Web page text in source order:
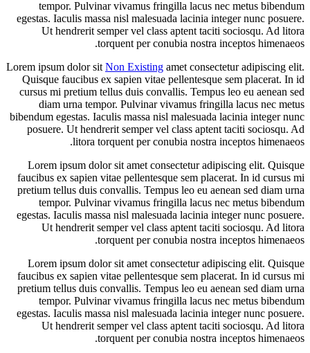
tempor. Pulvinar vivamus fringilla lacus nec metus bibendum
egestas. Iaculis massa nisl malesuada lacinia integer nunc posuere.
Ut hendrerit semper vel class aptent taciti sociosqu. Ad litora
torquent per conubia nostra inceptos himenaeos.
Lorem ipsum dolor sit Non Existing amet consectetur adipiscing elit.
Quisque faucibus ex sapien vitae pellentesque sem placerat. In id
cursus mi pretium tellus duis convallis. Tempus leo eu aenean sed
diam urna tempor. Pulvinar vivamus fringilla lacus nec metus
bibendum egestas. Iaculis massa nisl malesuada lacinia integer nunc
posuere. Ut hendrerit semper vel class aptent taciti sociosqu. Ad
litora torquent per conubia nostra inceptos himenaeos.
Lorem ipsum dolor sit amet consectetur adipiscing elit. Quisque
faucibus ex sapien vitae pellentesque sem placerat. In id cursus mi
pretium tellus duis convallis. Tempus leo eu aenean sed diam urna
tempor. Pulvinar vivamus fringilla lacus nec metus bibendum
egestas. Iaculis massa nisl malesuada lacinia integer nunc posuere.
Ut hendrerit semper vel class aptent taciti sociosqu. Ad litora
torquent per conubia nostra inceptos himenaeos.
Lorem ipsum dolor sit amet consectetur adipiscing elit. Quisque
faucibus ex sapien vitae pellentesque sem placerat. In id cursus mi
pretium tellus duis convallis. Tempus leo eu aenean sed diam urna
tempor. Pulvinar vivamus fringilla lacus nec metus bibendum
egestas. Iaculis massa nisl malesuada lacinia integer nunc posuere.
Ut hendrerit semper vel class aptent taciti sociosqu. Ad litora
torquent per conubia nostra inceptos himenaeos.